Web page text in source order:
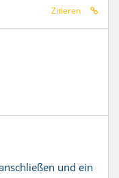
Zitieren
und ein